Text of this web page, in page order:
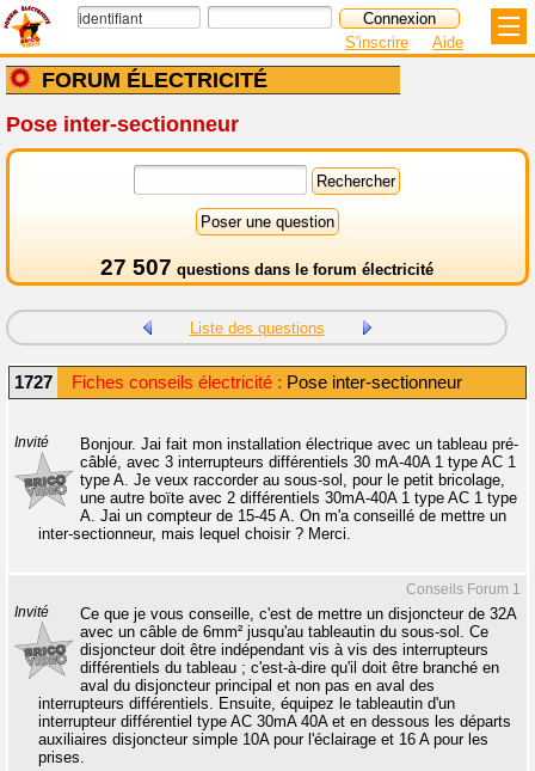
FORUM ÉLECTRICITÉ
S'inscrire Aide
Pose inter-sectionneur
27 507 questions dans le forum électricité
Liste des questions
1727 Fiches conseils électricité : Pose inter-sectionneur
Invité
Bonjour. Jai fait mon installation électrique avec un tableau pré-
câblé, avec 3 interrupteurs différentiels 30 mA-40A 1 type AC 1
type A. Je veux raccorder au sous-sol, pour le petit bricolage,
une autre boïte avec 2 différentiels 30mA-40A 1 type AC 1 type
A. Jai un compteur de 15-45 A. On m'a conseillé de mettre un
inter-sectionneur, mais lequel choisir ? Merci.
Conseils Forum 1
Invité
Ce que je vous conseille, c'est de mettre un disjoncteur de 32A
avec un câble de 6mm² jusqu'au tableautin du sous-sol. Ce
disjoncteur doit être indépendant vis à vis des interrupteurs
différentiels du tableau ; c'est-à-dire qu'il doit être branché en
aval du disjoncteur principal et non pas en aval des
interrupteurs différentiels. Ensuite, équipez le tableautin d'un
interrupteur différentiel type AC 30mA 40A et en dessous les départs
auxiliaires disjoncteur simple 10A pour l'éclairage et 16 A pour les
prises.